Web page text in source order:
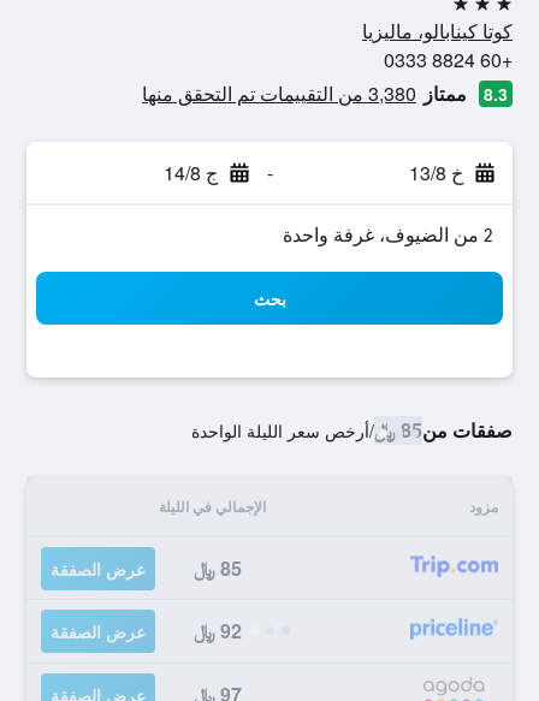
3 نجوم
كوتا كينابالو، ماليزيا
+60 8824 0333
8.3 ممتاز 3,380 من التقييمات تم التحقق منها
خ 13/8 - ج 14/8
2 من الضيوف، غرفة واحدة
بحث
صفقات من85 ﷼ /أرخص سعر الليلة الواحدة
مزود الإجمالي في الليلة
85 ﷼ عرض الصفقة
92 ﷼ عرض الصفقة
97 ﷼ عرض الصفقة